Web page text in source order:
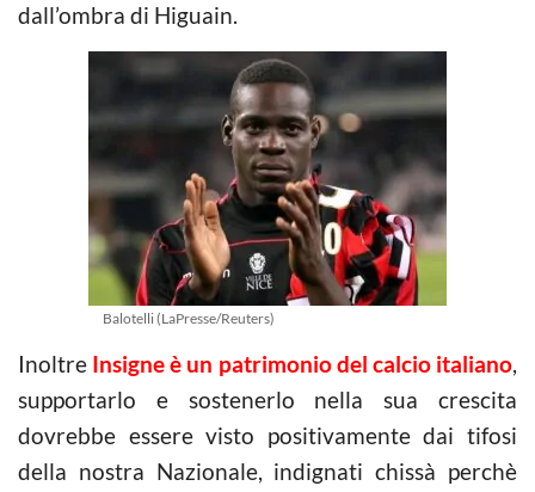
dall’ombra di Higuain.
Balotelli (LaPresse/Reuters)
Inoltre Insigne è un patrimonio del calcio italiano,
supportarlo e sostenerlo nella sua crescita
dovrebbe essere visto positivamente dai tifosi
della nostra Nazionale, indignati chissà perchè